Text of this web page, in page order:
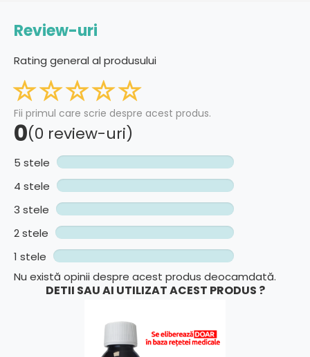
Review-uri
Rating general al produsului
Fii primul care scrie despre acest produs.
0(0 review-uri)
5 stele
4 stele
3 stele
2 stele
1 stele
Nu există opinii despre acest produs deocamdată.
DETII SAU AI UTILIZAT ACEST PRODUS ?